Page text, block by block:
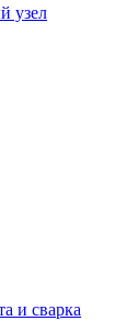
узел
и сварка